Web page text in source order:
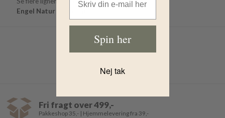
Engel Natur
Fri fragt over 499,-
Pakkeshop 35,- | Hjemmelevering fra 39,-
Spin her
Nej tak